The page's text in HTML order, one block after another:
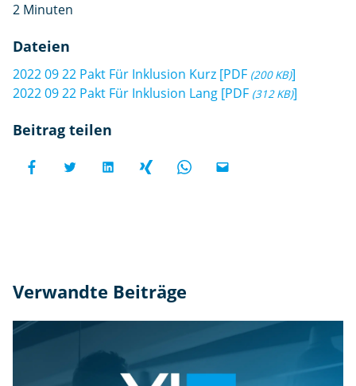
2 Minuten
Dateien
2022 09 22 Pakt Für Inklusion Kurz [PDF (200 KB)]
2022 09 22 Pakt Für Inklusion Lang [PDF (312 KB)]
Beitrag teilen
Verwandte Beiträge